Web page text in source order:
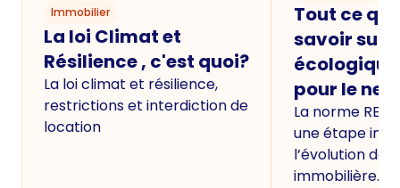
Immobilier
La loi Climat et
Résilience , c'est quoi?
La loi climat et résilience,
restrictions et interdiction de
location
Tout ce
savoir sur
écologique
pour le
La norme
une étape
l’évolution de
immobilière.